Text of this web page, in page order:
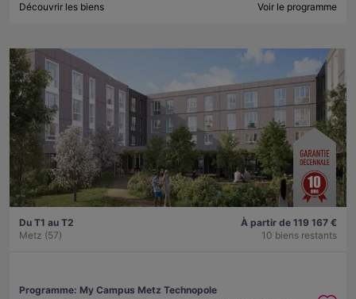
Découvrir les biens Voir le programme
Du T1 au T2
Metz (57)
À partir de 119 167 €
10 biens restants
Programme: My Campus Metz Technopole